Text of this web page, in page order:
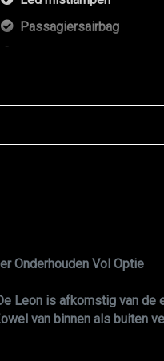
Passagiersairbag
Zij airbag(s) voor
Onderhouden Vol Optie
Leon is afkomstig van
van binnen als buiten